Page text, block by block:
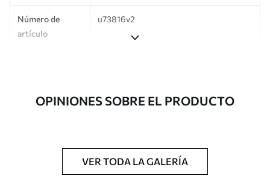
Número de
artículo
u73816v2
Adicionalmente
Disponible con recubrimiento de barniz
esponja suave. Los murales de pared con
recubrimiento de barniz pueden
OPINIONES SOBRE EL PRODUCTO
VER TODA LA GALERÍA